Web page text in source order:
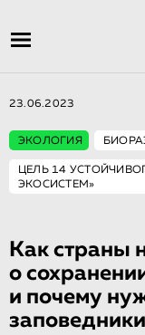
23.06.2023
ЭКОЛОГИЯ
ЦЕЛЬ 14
ЭКОСИСТЕМ»
Как страны
о
и почему
заповедники